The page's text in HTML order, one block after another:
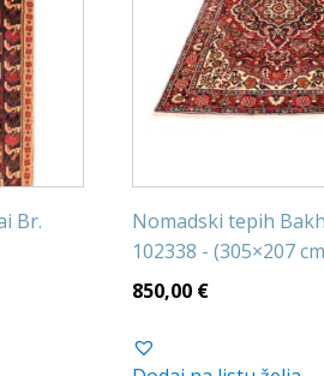
Br.
Nomadski tepih
102338 - (305×207
850,00 €